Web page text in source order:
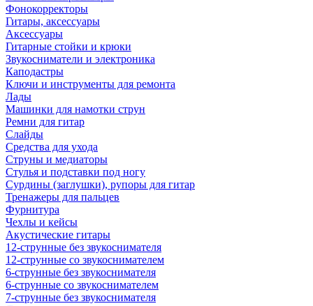
Фонокорректоры
Гитары, аксессуары
Аксессуары
Гитарные стойки и крюки
Звукосниматели и электроника
Каподастры
Ключи и инструменты для ремонта
Лады
Машинки для намотки струн
Ремни для гитар
Слайды
Средства для ухода
Струны и медиаторы
Стулья и подставки под ногу
Сурдины (заглушки), рупоры для гитар
Тренажеры для пальцев
Фурнитура
Чехлы и кейсы
Акустические гитары
12-струнные без звукоснимателя
12-струнные со звукоснимателем
6-струнные без звукоснимателя
6-струнные со звукоснимателем
7-струнные без звукоснимателя